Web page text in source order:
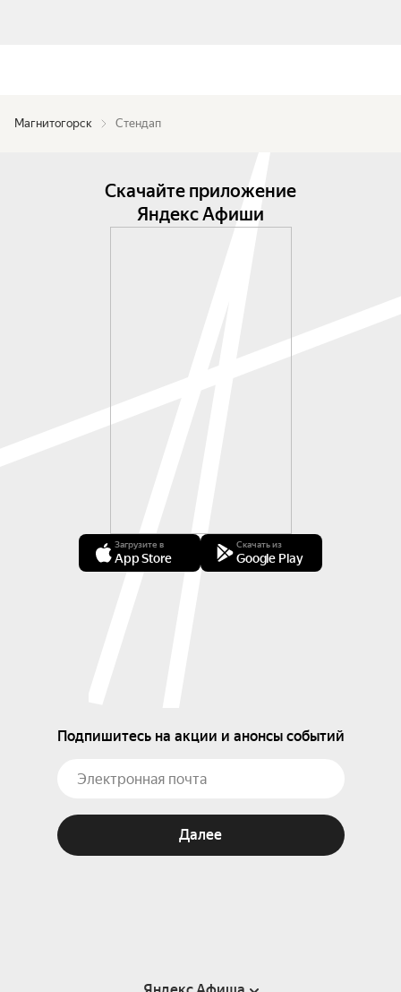
Магнитогорск Стендап
Скачайте приложение
Яндекс Афиши
Загрузите в
App Store
Скачать из
Google Play
Подпишитесь на акции и анонсы событий
Далее